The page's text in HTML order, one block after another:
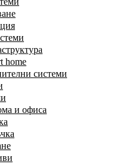
home
системи
и офиса